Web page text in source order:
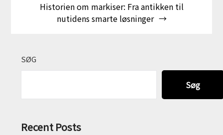
Historien om markiser: Fra antikken til
nutidens smarte løsninger
SØG
Søg
Recent Posts